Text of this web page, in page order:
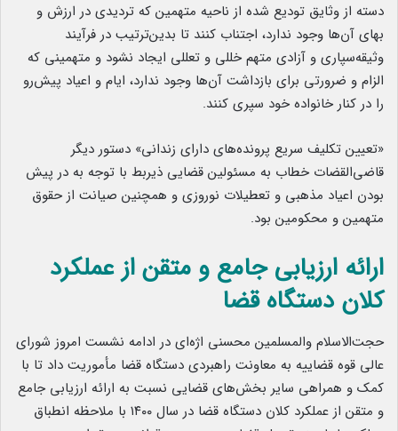
دسته از وثایق تودیع شده از ناحیه متهمین که تردیدی در ارزش و
بهای آن‌ها وجود ندارد، اجتناب کنند تا بدین‌ترتیب در فرآیند
وثیقه‌سپاری و آزادی متهم خللی و تعللی ایجاد نشود و متهمینی که
الزام و ضرورتی برای بازداشت آن‌ها وجود ندارد، ایام و اعیاد پیش‌رو
را در کنار خانواده خود سپری کنند.
«تعیین تکلیف سریع پرونده‌های دارای زندانی» دستور دیگر
قاضی‌القضات خطاب به مسئولین قضایی ذیربط با توجه به در پیش
بودن اعیاد مذهبی و تعطیلات نوروزی و همچنین صیانت از حقوق
متهمین و محکومین بود.
ارائه ارزیابی جامع و متقن از عملکرد
کلان دستگاه قضا
حجت‌الاسلام والمسلمین محسنی اژه‌ای در ادامه نشست امروز شورای
عالی قوه قضاییه به معاونت راهبردی دستگاه قضا مأموریت داد تا با
کمک و همراهی سایر بخش‌های قضایی نسبت به ارائه ارزیابی جامع
و متقن از عملکرد کلان دستگاه قضا در سال ۱۴۰۰ با ملاحظه انطباق